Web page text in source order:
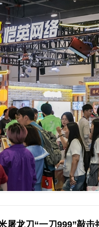
屠龙刀“一刀999”敲击